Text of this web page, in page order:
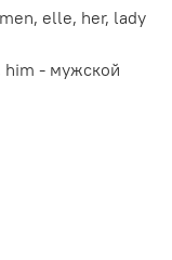
elle, her, lady
him - мужской